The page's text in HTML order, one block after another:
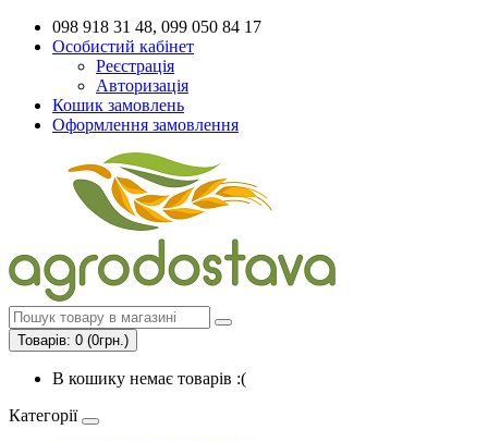
098 918 31 48, 099 050 84 17
Особистий кабінет
Реєстрація
Авторизація
Кошик замовлень
Оформлення замовлення
Товарів: 0 (0грн.)
В кошику немає товарів :(
Категорії